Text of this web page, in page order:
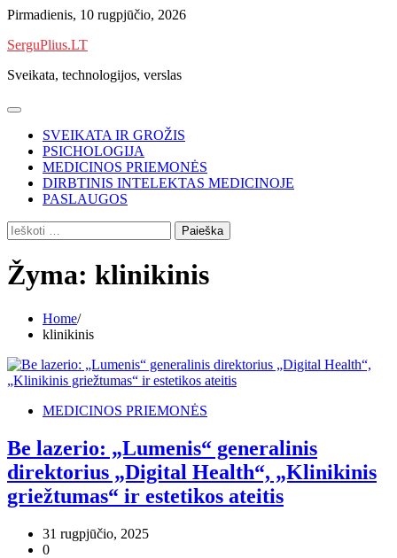
Skip
content
Pirmadienis, 10 rugpjūčio, 2026
SerguPlius.LT
Sveikata, technologijos, verslas
SVEIKATA IR GROŽIS
PSICHOLOGIJA
MEDICINOS PRIEMONĖS
DIRBTINIS INTELEKTAS MEDICINOJE
PASLAUGOS
Ieškoti:
Žyma: klinikinis
Home
klinikinis
MEDICINOS PRIEMONĖS
Be lazerio: „Lumenis“ generalinis
direktorius „Digital Health“, „Klinikinis
griežtumas“ ir estetikos ateitis
31 rugpjūčio, 2025
0